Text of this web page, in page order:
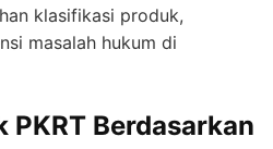
klasifikasi produk,
masalah hukum di
PKRT Berdasarkan